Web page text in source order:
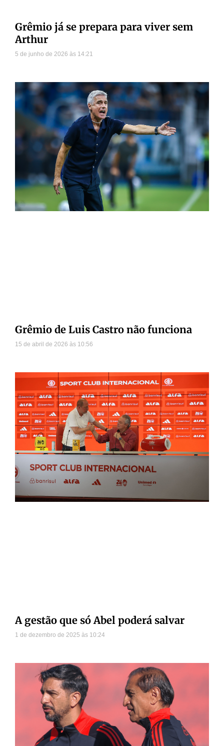
Grêmio já se prepara para viver sem
Arthur
5 de junho de 2026 14:21
Grêmio de Luis Castro não funciona
15 de abril de 2026 10:56
A gestão que só Abel poderá salvar
1 de dezembro de 2025 10:24